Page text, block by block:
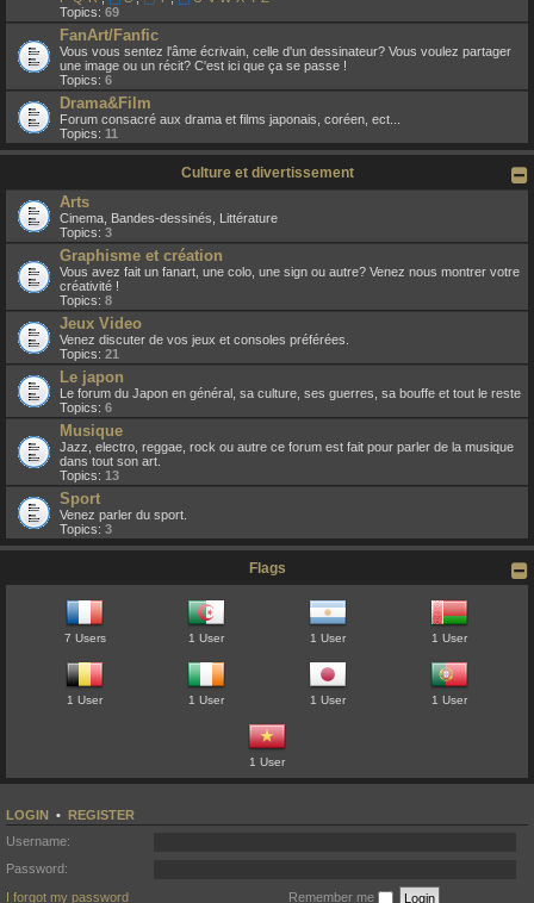
Topics: 69
FanArt/Fanfic
Vous vous sentez l'âme écrivain, celle d'un dessinateur? Vous voulez partager
une image ou un récit? C'est ici que ça se passe !
Topics: 6
Drama&Film
Forum consacré aux drama et films japonais, coréen, ect...
Topics: 11
Culture et divertissement
Arts
Cinema, Bandes-dessinés, Littérature
Topics: 3
Graphisme et création
Vous avez fait un fanart, une colo, une sign ou autre? Venez nous montrer votre
créativité !
Topics: 8
Jeux Video
Venez discuter de vos jeux et consoles préférées.
Topics: 21
Le japon
Le forum du Japon en général, sa culture, ses guerres, sa bouffe et tout le reste
Topics: 6
Musique
Jazz, electro, reggae, rock ou autre ce forum est fait pour parler de la musique
dans tout son art.
Topics: 13
Sport
Venez parler du sport.
Topics: 3
Flags
7 Users 1 User 1 User 1 User
1 User 1 User 1 User 1 User
1 User
LOGIN • REGISTER
Username:
Password:
I forgot my password
Remember me